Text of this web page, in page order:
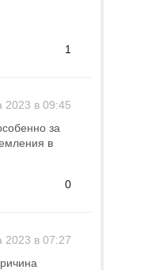
1
2023 в 09:45
за
в
0
2023 в 07:27